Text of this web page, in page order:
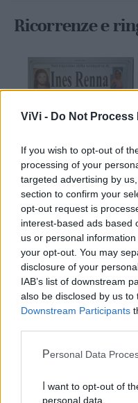
ViVi - Do Not
If you wish to opt-out of
processing of your
targeted advertising by
section to confirm your
opt-out request is
interest-based ads based
us or personal
your opt-out. You may
disclosure of your
IAB’s list of downstream
also be disclosed by us to
Downstream Participants
Personal Data
personal data.
Ricorrenze e
Mondo CIA
Cia Agricoltori